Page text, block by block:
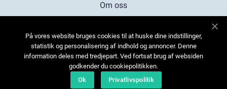
Om oss
Kontakta oss
Sitemap
På vores website bruges cookies til at huske dine indstillinger,
statistik og personalisering af indhold og annoncer. Denne
information deles med tredjepart. Ved fortsat brug af websiden
godkender du cookiepolitikken.
Ok
Privatlivspolitik